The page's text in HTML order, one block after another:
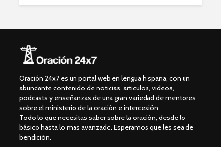
Oración 24x7 es un portal web en lengua hispana, con un
abundante contenido de noticias, articulos, videos,
podcasts y enseñanzas de una gran variedad de mentores
sobre el ministerio de la oración e intercesión.
Todo lo que necesitas saber sobre la oración, desde lo
básico hasta lo mas avanzado. Esperamos que les sea de
bendición.